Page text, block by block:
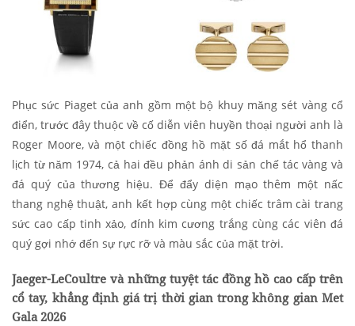
Phục sức Piaget của anh gồm một bộ khuy măng sét vàng cổ
điển, trước đây thuộc về cố diễn viên huyền thoại người anh là
Roger Moore, và một chiếc đồng hồ mặt số đá mắt hổ thanh
lịch từ năm 1974, cả hai đều phản ánh di sản chế tác vàng và
đá quý của thương hiệu. Để đẩy diện mạo thêm một nấc
thang nghệ thuật, anh kết hợp cùng một chiếc trâm cài trang
sức cao cấp tinh xảo, đính kim cương trắng cùng các viên đá
quý gợi nhớ đến sự rực rỡ và màu sắc của mặt trời.
Jaeger-LeCoultre và những tuyệt tác đồng hồ cao cấp trên
cổ tay, khẳng định giá trị thời gian trong không gian Met
Gala 2026